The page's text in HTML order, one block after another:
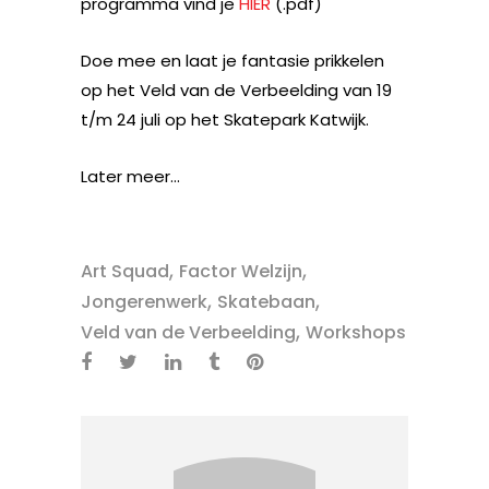
Doe mee en laat je fantasie prikkelen
op het Veld van de Verbeelding van 19
t/m 24 juli op het Skatepark Katwijk.
Later meer…
Art Squad, Factor Welzijn,
Jongerenwerk, Skatebaan,
Veld van de Verbeelding, Workshops